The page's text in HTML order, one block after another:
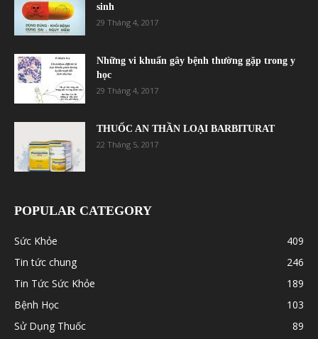
sinh
29 Tháng 4, 2017
Những vi khuẩn gây bệnh thường gặp trong y
học
29 Tháng 4, 2017
THUỐC AN THẦN LOẠI BARBITURAT
22 Tháng 5, 2017
POPULAR CATEGORY
Sức Khỏe
409
Tin tức chung
246
Tin Tức Sức Khỏe
189
Bệnh Học
103
Sử Dụng Thuốc
89